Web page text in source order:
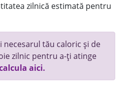
zilnică estimată pentru
necesarul tău caloric și de
zilnic pentru a-ți atinge
aici.